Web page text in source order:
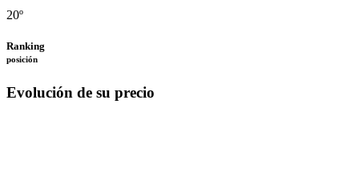
20º
Ranking
posición
Evolución de su precio